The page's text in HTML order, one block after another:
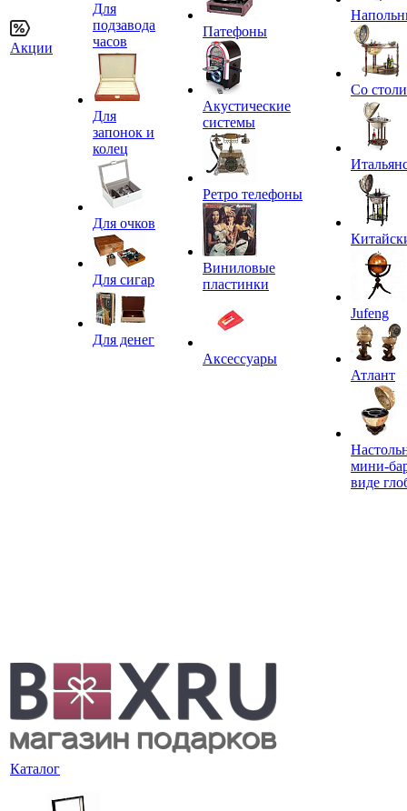
Акции
Для
подзавода
часов
Для
запонок и
колец
Для очков
Для сигар
Для денег
Патефоны
Акустические
системы
Ретро телефоны
Виниловые
пластинки
Аксессуары
Со
Jufeng
Атлант
мини-
виде
Каталог